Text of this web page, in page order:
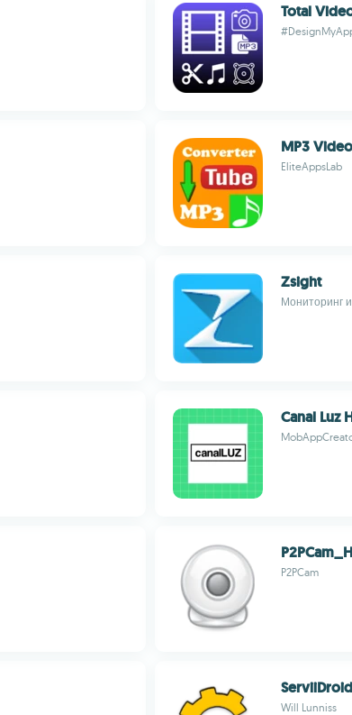
Total
MP3
EliteAppsLab
Zsight
Мониторинг
Canal Luz
P2PCam
ServiiDroid
Will Lunniss